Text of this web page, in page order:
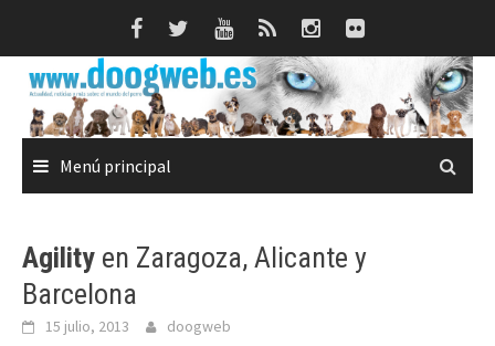
Menú principal
Agility en Zaragoza, Alicante y
Barcelona
15 julio, 2013 doogweb